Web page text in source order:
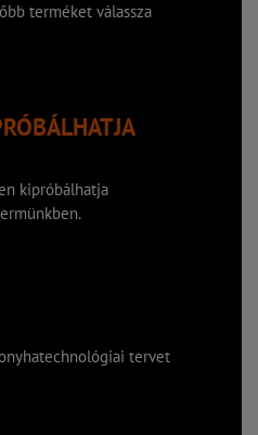
terméket válassza
kipróbálhatja
tervet